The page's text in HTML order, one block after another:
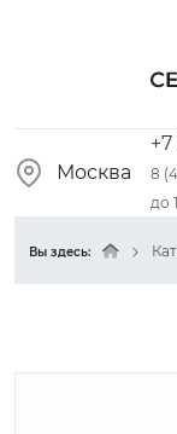
Москва
8
до
Вы здесь: